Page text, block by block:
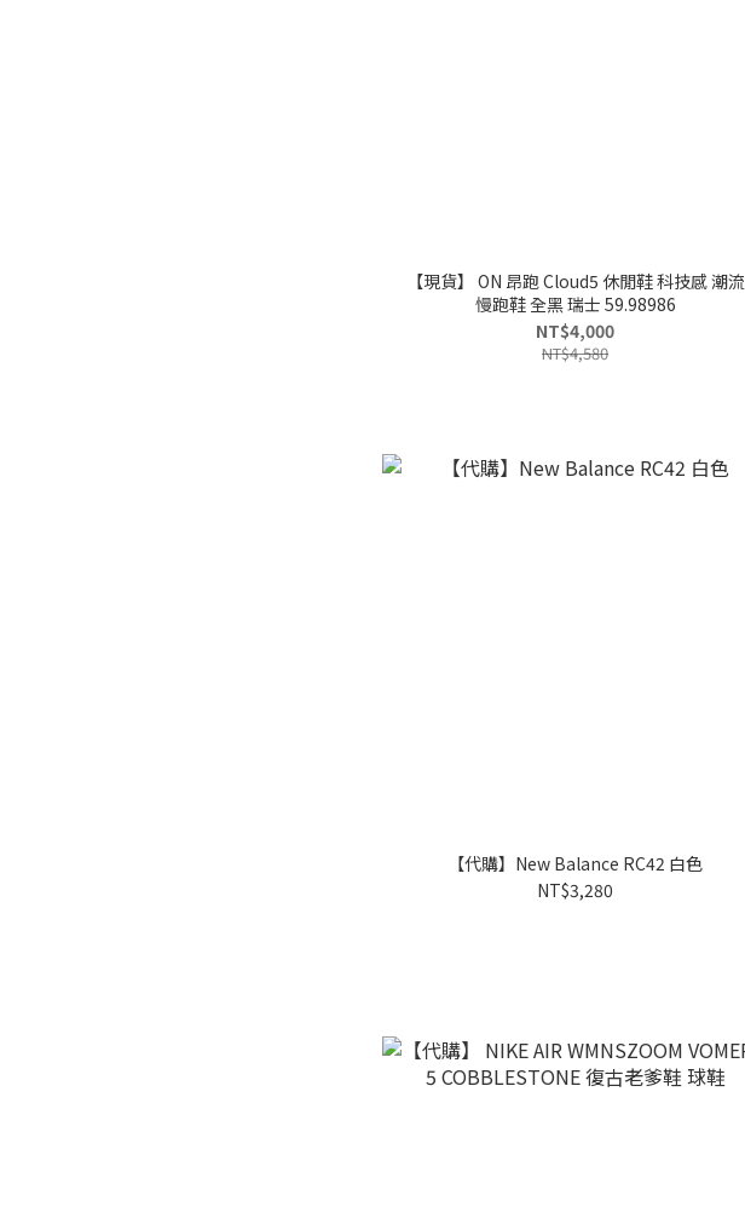
【現貨】 ON 昂跑 Cloud5 休閒鞋 科技感 潮流
慢跑鞋 全黑 瑞士 59.98986
NT$4,000
NT$4,580
【代購】New Balance RC42 白色
NT$3,280